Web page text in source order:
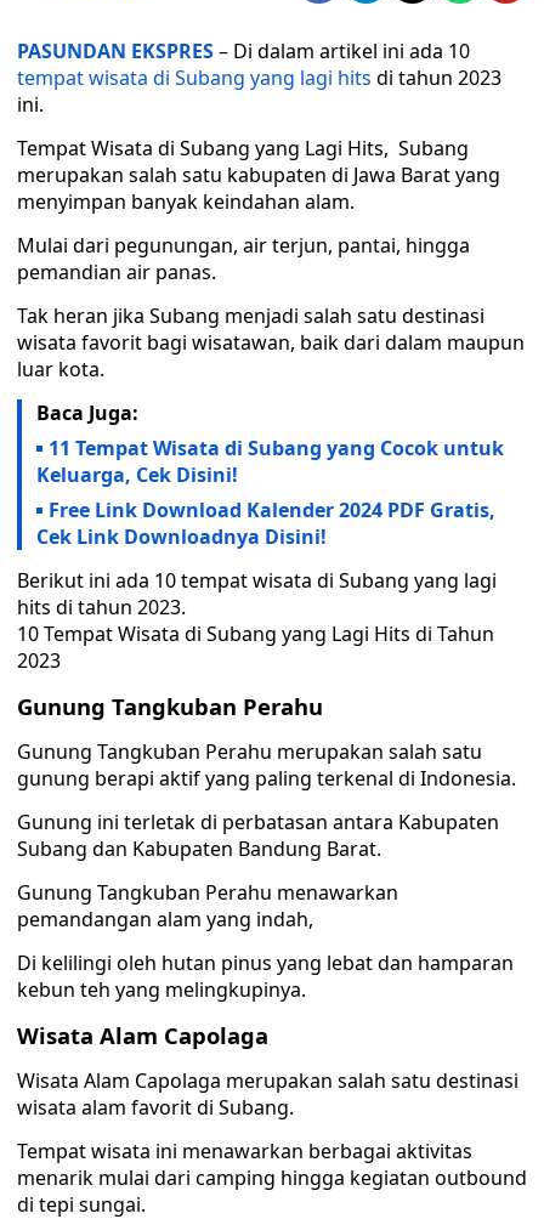
PASUNDAN EKSPRES– Di dalam artikel ini ada 10
tempat wisata di Subang yang lagi hits di tahun 2023
ini.
Tempat Wisata di Subang yang Lagi Hits, Subang
merupakan salah satu kabupaten di Jawa Barat yang
menyimpan banyak keindahan alam.
Mulai dari pegunungan, air terjun, pantai, hingga
pemandian air panas.
Tak heran jika Subang menjadi salah satu destinasi
wisata favorit bagi wisatawan, baik dari dalam maupun
luar kota.
Baca Juga:
11 Tempat Wisata di Subang yang Cocok untuk
Keluarga, Cek Disini!
Free Link Download Kalender 2024 PDF Gratis,
Cek Link Downloadnya Disini!
Berikut ini ada 10 tempat wisata di Subang yang lagi
hits di tahun 2023.
10 Tempat Wisata di Subang yang Lagi Hits di Tahun
2023
Gunung Tangkuban Perahu
Gunung Tangkuban Perahu merupakan salah satu
gunung berapi aktif yang paling terkenal di Indonesia.
Gunung ini terletak di perbatasan antara Kabupaten
Subang dan Kabupaten Bandung Barat.
Gunung Tangkuban Perahu menawarkan
pemandangan alam yang indah,
Di kelilingi oleh hutan pinus yang lebat dan hamparan
kebun teh yang melingkupinya.
Wisata Alam Capolaga
Wisata Alam Capolaga merupakan salah satu destinasi
wisata alam favorit di Subang.
Tempat wisata ini menawarkan berbagai aktivitas
menarik mulai dari camping hingga kegiatan outbound
di tepi sungai.